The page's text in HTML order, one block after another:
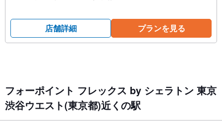
店舗詳細 プランを見る
フォーポイント フレックス by シェラトン 東京
渋谷ウエスト(東京都)近くの駅